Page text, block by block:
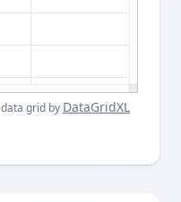
data grid by DataGridXL